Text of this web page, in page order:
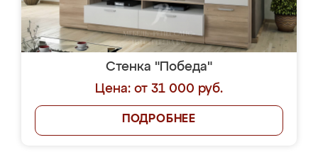
Стенка "Победа"
Цена: от 31 000 руб.
ПОДРОБНЕЕ